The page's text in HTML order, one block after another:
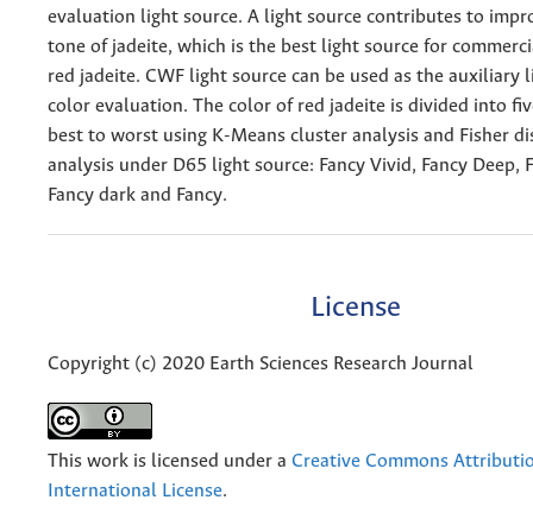
evaluation light source. A light source contributes to
tone of jadeite, which is the best light source for
red jadeite. CWF light source can be used as the auxiliary
color evaluation. The color of red jadeite is divided into
best to worst using K-Means cluster analysis and Fisher
analysis under D65 light source: Fancy Vivid, Fancy Deep,
Fancy dark and Fancy.
License
Copyright (c) 2020 Earth Sciences Research Journal
This work is licensed under a Creative Commons
International License.